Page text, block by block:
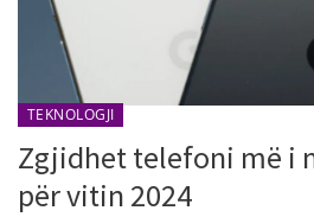
TEKNOLOGJI
Zgjidhet telefoni më i
për vitin 2024